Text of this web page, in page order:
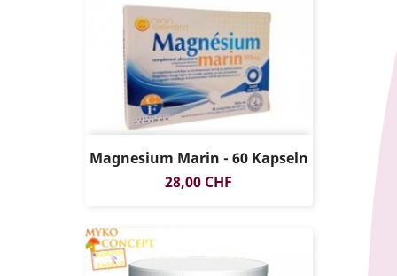
Magnesium Marin - 60 Kapseln
Preis
28,00 CHF